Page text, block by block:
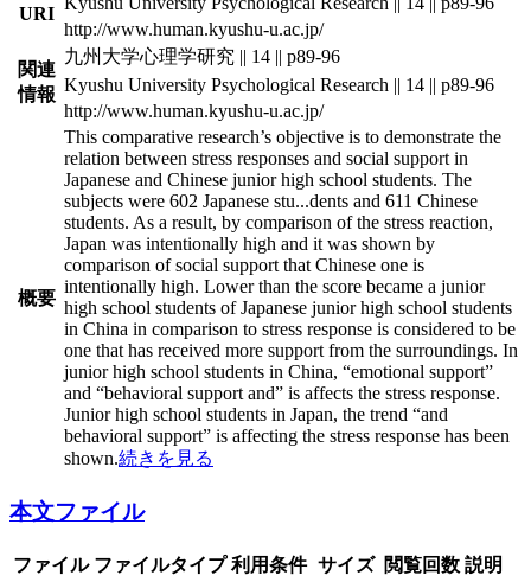
URI
http://www.human.kyushu-u.ac.jp/
関連
情報
九州大学心理学研究 || 14 || p89-96
Kyushu University Psychological Research || 14 || p89-96
http://www.human.kyushu-u.ac.jp/
概要
This comparative research’s objective is to demonstrate the
relation between stress responses and social support in
Japanese and Chinese junior high school students. The
subjects were 602 Japanese stu...dents and 611 Chinese
students. As a result, by comparison of the stress reaction,
Japan was intentionally high and it was shown by
comparison of social support that Chinese one is
intentionally high. Lower than the score became a junior
high school students of Japanese junior high school students
in China in comparison to stress response is considered to be
one that has received more support from the surroundings. In
junior high school students in China, “emotional support”
and “behavioral support and” is affects the stress response.
Junior high school students in Japan, the trend “and
behavioral support” is affecting the stress response has been
shown.続きを見る
本文ファイル
ファイル ファイルタイプ 利用条件 サイズ 閲覧回数 説明